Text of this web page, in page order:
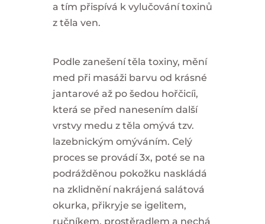
a tím přispívá k vylučování toxinů
z těla ven.
Podle zanešení těla toxiny, mění
med při masáži barvu od krásné
jantarové až po šedou hořčicíi,
která se před nanesením další
vrstvy medu z těla omývá tzv.
lazebnickým omýváním. Celý
proces se provádí 3x, poté se na
podrážděnou pokožku naskládá
na zklidnění nakrájená salátová
okurka, přikryje se igelitem,
ručníkem, prostěradlem a nechá